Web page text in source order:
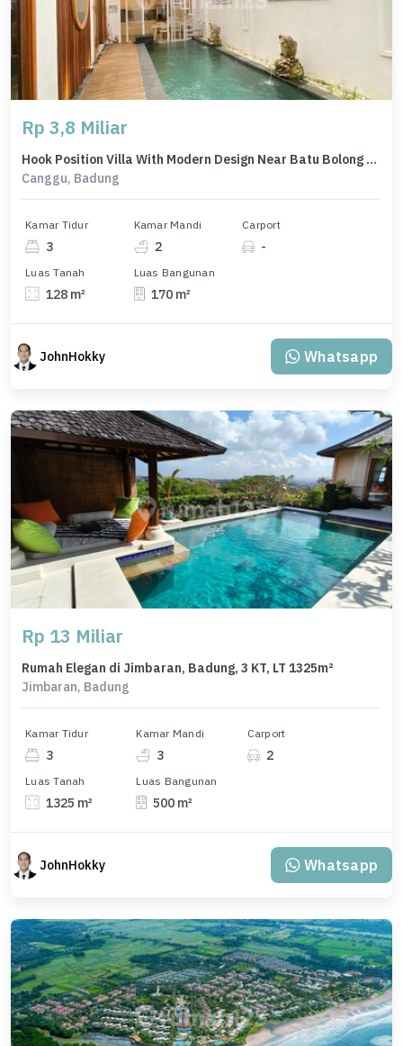
Rp 3,8 Miliar
Hook Position Villa With Modern Design Near Batu Bolong Beach Canggu
Canggu, Badung
Kamar Tidur
3
Kamar Mandi
2
Carport
-
Luas Tanah
128 m²
Luas Bangunan
170 m²
JohnHokky Whatsapp
Rp 13 Miliar
Rumah Elegan di Jimbaran, Badung, 3 KT, LT 1325m²
Jimbaran, Badung
Kamar Tidur
3
Kamar Mandi
3
Carport
2
Luas Tanah
1325 m²
Luas Bangunan
500 m²
JohnHokky Whatsapp